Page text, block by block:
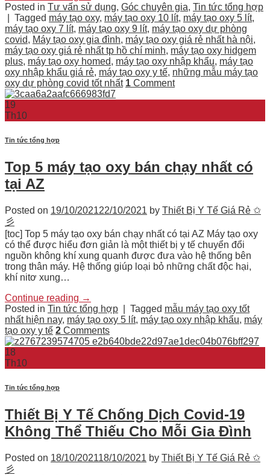
Posted in Tư vấn sử dụng, Góc chuyên gia, Tin tức tổng hợp
Tagged máy tạo oxy, máy tạo oxy 10 lít, máy tạo oxy 5 lít,
máy tạo oxy 7 lít, máy tạo oxy 9 lít, máy tạo oxy dự phòng
covid, Máy tạo oxy gia đình, máy tạo oxy giá rẻ nhất hà nội,
máy tạo oxy giá rẻ nhất tp hồ chí minh, máy tạo oxy hidgem
plus, máy tạo oxy homed, máy tạo oxy nhập khẩu, máy tạo
oxy nhập khẩu giá rẻ, máy tạo oxy y tế, những mẫu máy tạo
oxy dự phòng covid tốt nhất 1 Comment
19
Th10
Tin tức tổng hợp
Top 5 máy tạo oxy bán chạy nhất có
tại AZ
Posted on 19/10/202122/10/2021 by Thiết Bị Y Tế Giá Rẻ ✩
彡
[toc] Top 5 máy tạo oxy bán chạy nhất có tại AZ Máy tạo oxy
có thể được hiểu đơn giản là một thiết bị y tế chuyển đổi
nguồn không khí xung quanh được đưa vào hệ thống bên
trong thân máy. Hệ thống giúp loại bỏ những chất độc hại,
khí nitơ xung…
Continue reading →
Posted in Tin tức tổng hợp Tagged mẫu máy tạo oxy tốt
nhất hiện nay, máy tạo oxy 5 lít, máy tạo oxy nhập khẩu, máy
tạo oxy y tế 2 Comments
18
Th10
Tin tức tổng hợp
Thiết Bị Y Tế Chống Dịch Covid-19
Không Thể Thiếu Cho Mỗi Gia Đình
Posted on 18/10/202118/10/2021 by Thiết Bị Y Tế Giá Rẻ ✩
彡